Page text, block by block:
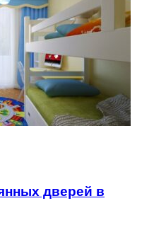
дверей в